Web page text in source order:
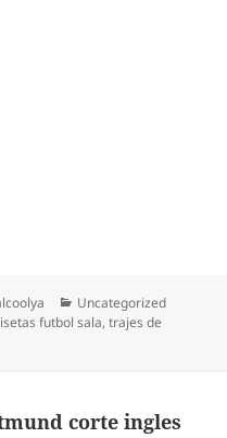
Categorías
Uncategorized
futbol sala,trajes de
corte ingles